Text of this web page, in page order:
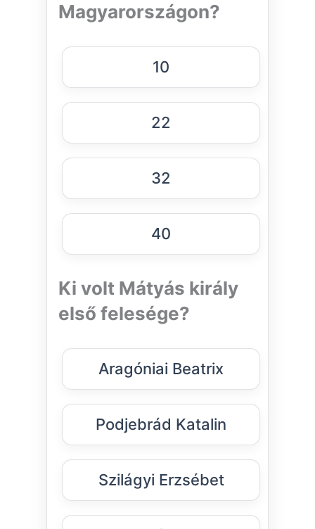
Magyarországon?
10
22
32
40
Ki volt Mátyás király
első felesége?
Aragóniai Beatrix
Podjebrád Katalin
Szilágyi Erzsébet